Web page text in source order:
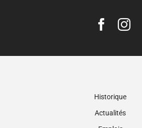
Historique
Actualités